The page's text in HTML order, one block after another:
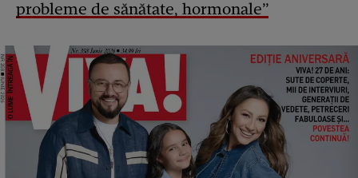
probleme de sănătate, hormonale”